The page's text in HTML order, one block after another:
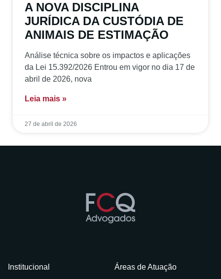
A NOVA DISCIPLINA
JURÍDICA DA CUSTÓDIA DE
ANIMAIS DE ESTIMAÇÃO
Análise técnica sobre os impactos e aplicações
da Lei 15.392/2026 Entrou em vigor no dia 17 de
abril de 2026, nova
Leia mais »
27 de abril de 2026
Institucional Áreas de Atuação